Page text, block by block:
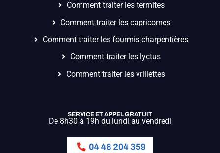
Comment traiter les termites
Comment traiter les capricornes
Comment traiter les fourmis charpentières
Comment traiter les lyctus
Comment traiter les vrillettes
SERVICE ET APPEL GRATUIT
De 8h30 à 19h du lundi au vendredi